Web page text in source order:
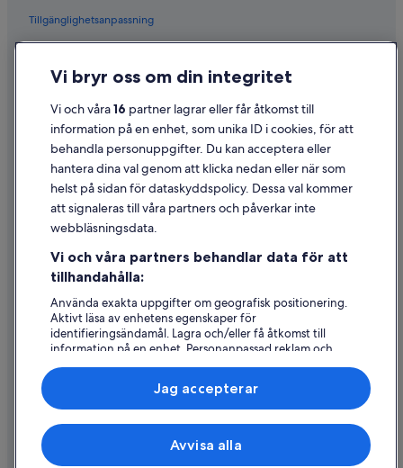
Tillgänglighetsanpassning
Cookies
Användarvillkor
Juridisk information/Kontakta oss
Riktlinjer för innehåll och anmäla innehåll
Hjälp
Avboka eller ändra din bokning
Återbetalningsprocess och tidslinjer
Boka ett flyg med flygbolagskredit
Internationella resedokument
© 2026 Expedia, Inc., ett företag i Expedia Group. Med ensamrätt.
Vi bryr oss om din integritet
Vi och våra16 partner lagrar eller får åtkomst till
information på en enhet, som unika ID i cookies, för att
behandla personuppgifter. Du kan acceptera eller
hantera dina val genom att klicka nedan eller när som
helst på sidan för dataskyddspolicy. Dessa val kommer
att signaleras till våra partners och påverkar inte
webbläsningsdata.
Vi och våra partners behandlar data för att
tillhandahålla:
Använda exakta uppgifter om geografisk positionering.
Aktivt läsa av enhetens egenskaper för
identifieringsändamål. Lagra och/eller få åtkomst till
information på en enhet. Personanpassad reklam och
innehåll, reklam- och innehållsmätning, forskning
Lista över partner (leverantörer)
Avvisa alla
Jag accepterar